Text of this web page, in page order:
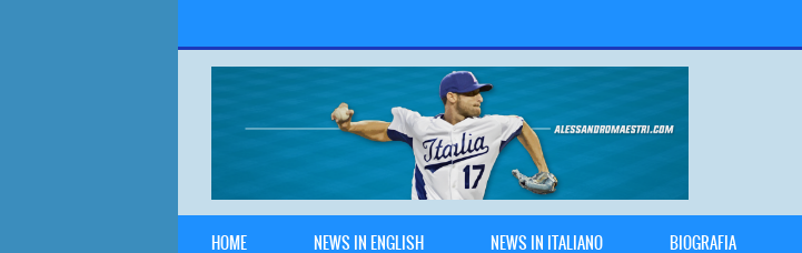
HOME NEWS IN ENGLISH NEWS IN ITALIANO BIOGRAFIA